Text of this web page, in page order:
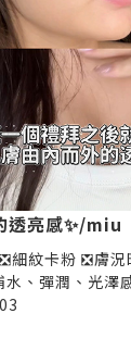
透亮感✨/miu
細紋卡粉 ❎膚
更有質感